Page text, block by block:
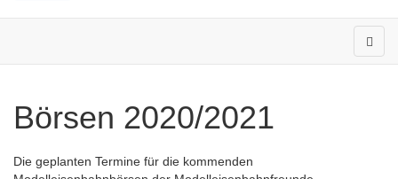
Börsen 2020/2021
Die geplanten Termine für die kommenden